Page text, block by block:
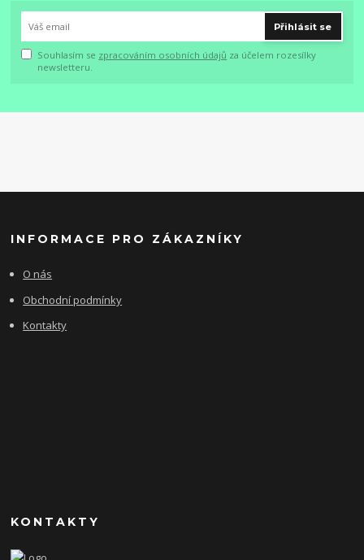
Přihlásit se
Souhlasím se zpracováním osobních údajů za účelem rozesílky
newsletteru.
INFORMACE PRO ZÁKAZNÍKY
O nás
Obchodní podmínky
Kontakty
KONTAKTY